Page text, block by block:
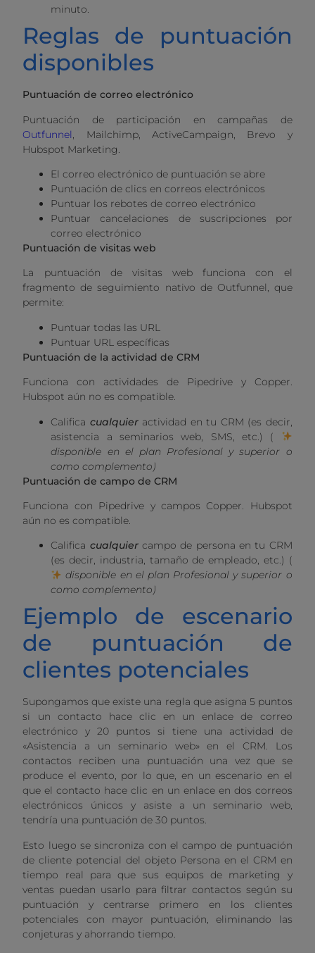
minuto.
Reglas de puntuación
disponibles
Puntuación de correo electrónico
Puntuación de participación en campañas de
Outfunnel
, Mailchimp, ActiveCampaign, Brevo y
Hubspot Marketing.
El correo electrónico de puntuación se abre
Puntuación de clics en correos electrónicos
Puntuar los rebotes de correo electrónico
Puntuar cancelaciones de suscripciones por
correo electrónico
Puntuación de visitas web
La puntuación de visitas web funciona con el
fragmento de seguimiento nativo de Outfunnel, que
permite:
Puntuar todas las URL
Puntuar URL específicas
Puntuación de la actividad de CRM
Funciona con actividades de Pipedrive y Copper.
Hubspot aún no es compatible.
Califica cualquieractividad en tu CRM (es decir,
asistencia a seminarios web, SMS, etc.) (
disponible en el plan Profesional y superior o
como complemento)
Puntuación de campo de CRM
Funciona con Pipedrive y campos Copper. Hubspot
aún no es compatible.
Califica cualquiercampo de persona en tu CRM
(es decir, industria, tamaño de empleado, etc.) (
disponible en el plan Profesional y superior o
como complemento)
Ejemplo de escenario
de puntuación de
clientes potenciales
Supongamos que existe una regla que asigna 5 puntos
si un contacto hace clic en un enlace de correo
electrónico y 20 puntos si tiene una actividad de
«Asistencia a un seminario web» en el CRM. Los
contactos reciben una puntuación una vez que se
produce el evento, por lo que, en un escenario en el
que el contacto hace clic en un enlace en dos correos
electrónicos únicos y asiste a un seminario web,
tendría una puntuación de 30 puntos.
Esto luego se sincroniza con el campo de puntuación
de cliente potencial del objeto Persona en el CRM en
tiempo real para que sus equipos de marketing y
ventas puedan usarlo para filtrar contactos según su
puntuación y centrarse primero en los clientes
potenciales con mayor puntuación, eliminando las
conjeturas y ahorrando tiempo.